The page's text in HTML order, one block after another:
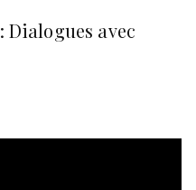
Dialogues avec